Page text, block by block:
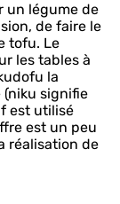
un légume de
de faire le
tofu. Le
les tables à
la
signifie
est utilisé
est un peu
réalisation de